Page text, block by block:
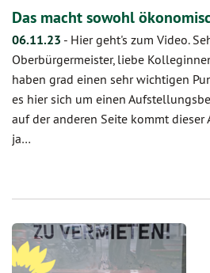
Das macht sowohl
06.11.23 - Hier geht's zum Video.
Oberbürgermeister, liebe
haben grad einen sehr wichtigen
es hier sich um einen
auf der anderen Seite kommt
ja…